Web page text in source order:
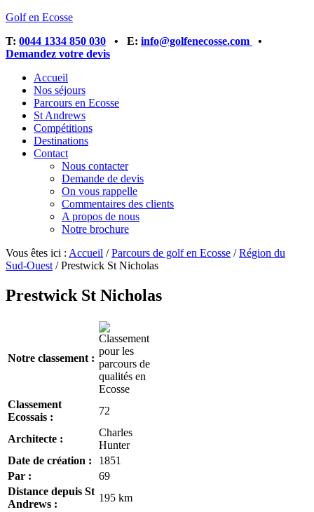
Golf en Ecosse
T: 0044 1334 850 030 • E: info@golfenecosse.com
•
Demandez votre devis
Accueil
Nos séjours
Parcours en Ecosse
St Andrews
Compétitions
Destinations
Contact
Nous contacter
Demande de devis
On vous rappelle
Commentaires des clients
A propos de nous
Notre brochure
Vous êtes ici : Accueil / Parcours de golf en Ecosse / Région du
Sud-Ouest /Prestwick St Nicholas
Prestwick St Nicholas
Notre classement :
Classement
Ecossais :
72
Architecte :
Charles
Hunter
Date de création :
1851
Par :
69
Distance depuis St
Andrews :
195 km